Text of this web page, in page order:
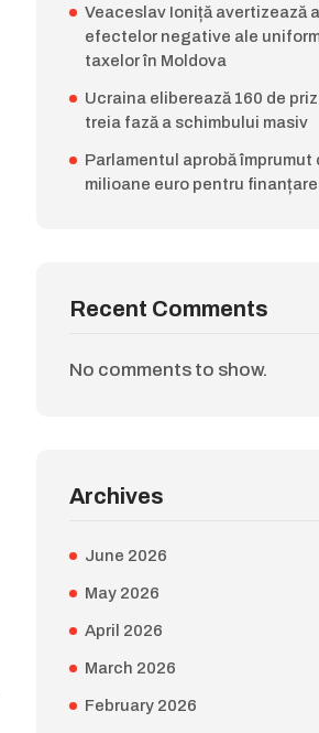
Veaceslav Ioniță avertizează
efectelor negative ale
taxelor în Moldova
Ucraina eliberează 160 de
treia fază a schimbului masiv
Parlamentul aprobă împrumut
milioane euro pentru
Recent Comments
No comments to show.
Archives
June 2026
May 2026
April 2026
March 2026
February 2026